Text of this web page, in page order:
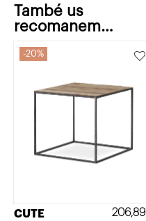
També us
recomanem…
20%
CUTE 206,89